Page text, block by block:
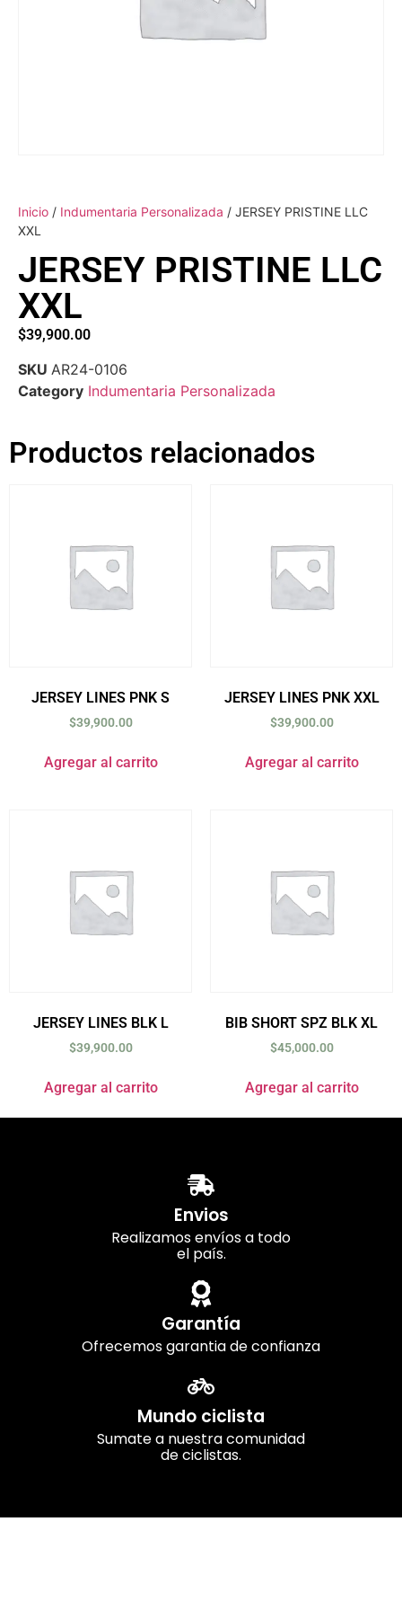
Inicio / Indumentaria Personalizada / JERSEY PRISTINE LLC
XXL
JERSEY PRISTINE LLC
XXL
$39,900.00
SKU AR24-0106
Category Indumentaria Personalizada
Productos relacionados
JERSEY LINES PNK S
$39,900.00
Agregar al carrito
JERSEY LINES PNK XXL
$39,900.00
Agregar al carrito
JERSEY LINES BLK L
$39,900.00
Agregar al carrito
BIB SHORT SPZ BLK XL
$45,000.00
Agregar al carrito
Envios
Realizamos envíos a todo
el país.
Garantía
Ofrecemos garantia de confianza
Mundo ciclista
Sumate a nuestra comunidad
de ciclistas.